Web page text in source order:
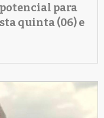
para
quinta (06) e